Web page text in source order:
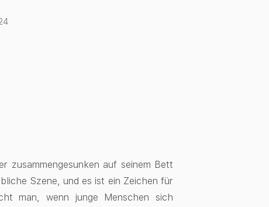
zusammengesunken auf seinem Bett
Szene, und es ist ein Zeichen für
man, wenn junge Menschen sich